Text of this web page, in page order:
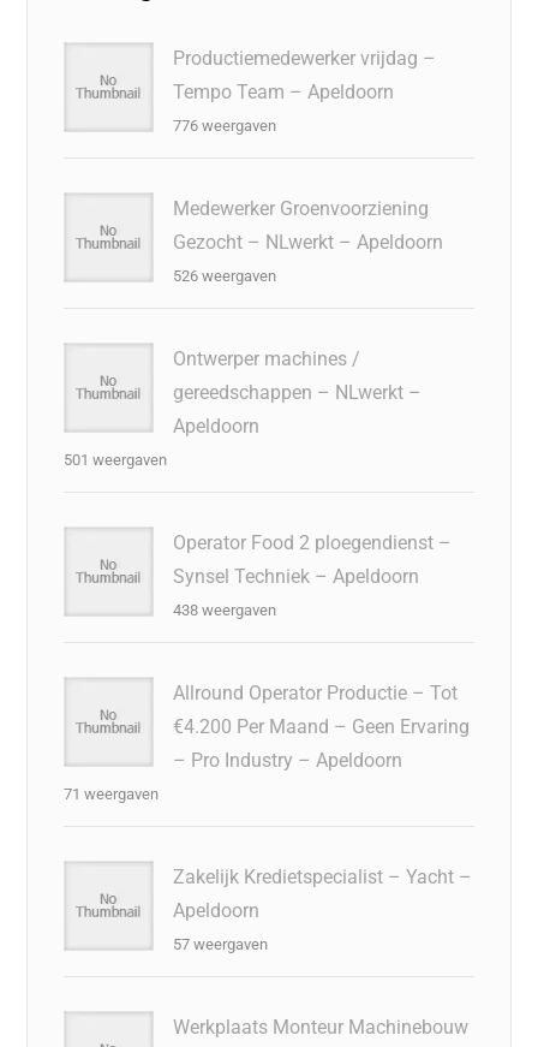
Productiemedewerker vrijdag –
Tempo Team – Apeldoorn
776 weergaven
Medewerker Groenvoorziening
Gezocht – NLwerkt – Apeldoorn
526 weergaven
Ontwerper machines /
gereedschappen – NLwerkt –
Apeldoorn
501 weergaven
Operator Food 2 ploegendienst –
Synsel Techniek – Apeldoorn
438 weergaven
Allround Operator Productie – Tot
€4.200 Per Maand – Geen Ervaring
– Pro Industry – Apeldoorn
71 weergaven
Zakelijk Kredietspecialist – Yacht –
Apeldoorn
57 weergaven
Werkplaats Monteur Machinebouw